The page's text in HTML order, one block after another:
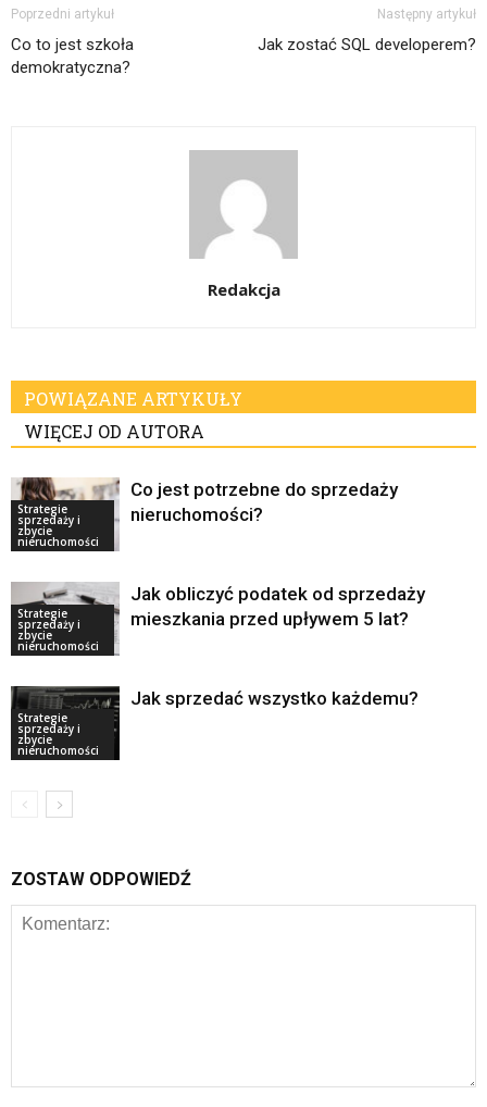
Poprzedni artykuł
Co to jest szkoła
demokratyczna?
Następny artykuł
Jak zostać SQL developerem?
Redakcja
POWIĄZANE ARTYKUŁY
WIĘCEJ OD AUTORA
Strategie
sprzedaży i
zbycie
nieruchomości
Co jest potrzebne do sprzedaży
nieruchomości?
Strategie
sprzedaży i
zbycie
nieruchomości
Jak obliczyć podatek od sprzedaży
mieszkania przed upływem 5 lat?
Strategie
sprzedaży i
zbycie
nieruchomości
Jak sprzedać wszystko każdemu?
ZOSTAW ODPOWIEDŹ